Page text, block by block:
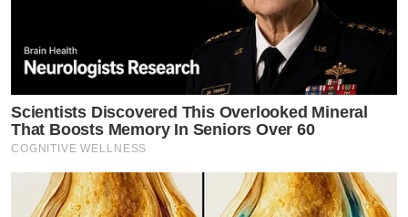
Scientists Discovered This Overlooked Mineral
That Boosts Memory In Seniors Over 60
COGNITIVE WELLNESS